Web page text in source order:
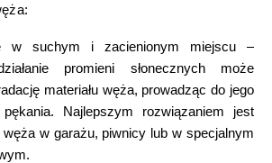
w suchym i zacienionym miejscu –
promieni słonecznych może
materiału węża, prowadząc do jego
Najlepszym rozwiązaniem jest
w garażu, piwnicy lub w specjalnym